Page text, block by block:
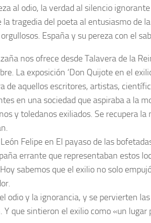
al odio, la verdad al silencio
tragedia del poeta al entusiasmo de
España y su pereza con el
nos ofrece desde Talavera de la
La exposición ‘Don Quijote en el
de aquellos escritores, artistas,
en una sociedad que aspiraba a la
y toledanos exiliados. Se recupera
Felipe en El payaso de las
errante que representaban estos
sabemos que el exilio no solo
y la ignorancia, y se pervierten
que sintieron el exilio como «un